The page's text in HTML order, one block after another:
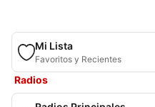
Mi Lista
Favoritos y Recientes
Radios